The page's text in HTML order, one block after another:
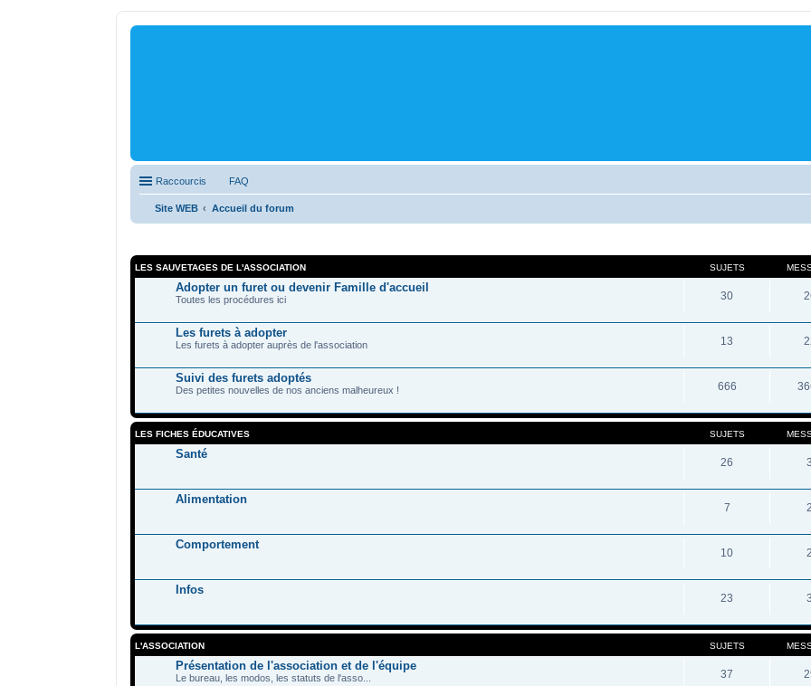
Raccourcis FAQ
Site WEB Accueil du forum
LES SAUVETAGES DE L'ASSOCIATION SUJETS
Adopter un furet ou devenir Famille d'accueil
Toutes les procédures ici 30
Les furets à adopter
Les furets à adopter auprès de l'association 13
Suivi des furets adoptés
Des petites nouvelles de nos anciens malheureux ! 666
LES FICHES ÉDUCATIVES SUJETS
Santé
26
Alimentation
7
Comportement
10
Infos
23
L'ASSOCIATION SUJETS
Présentation de l'association et de l'équipe
Le bureau, les modos, les statuts de l'asso... 37